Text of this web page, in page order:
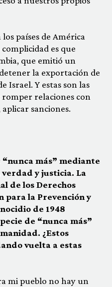
países de América
es que
que emitió un
la exportación de
Israel. Y estas son las
romper relaciones con
sanciones.
más” mediante
y justicia. La
de los Derechos
para la Prevención y
de 1948
de “nunca más”
¿Estos
vuelta a estas
mi pueblo no hay un